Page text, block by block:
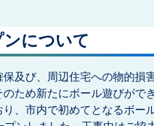
について
及び、周辺住宅への物的損
ため新たにボール遊びがで
、市内で初めてとなるボー